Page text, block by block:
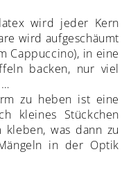
wird jeder Kern
wird aufgeschäumt
Cappuccino), in eine
backen, nur viel
zu heben ist eine
kleines Stückchen
was dann zu
in der Optik